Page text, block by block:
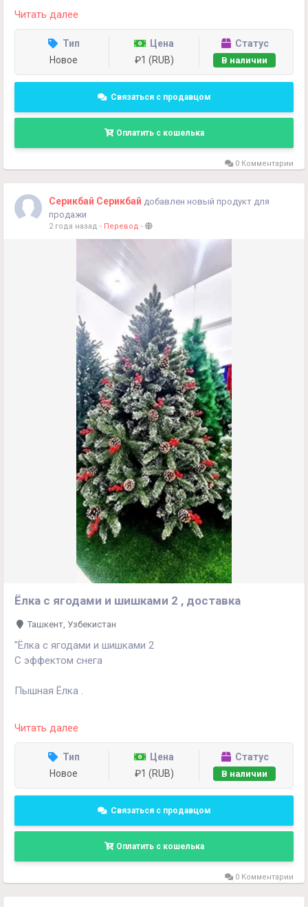
Высота: 1 метр
9.9 миллион
1.2 метр
19 миллион
+998990854594
Читать далее
Тип
Новое
Цена
₽1 (RUB)
Статус
В наличии
Связаться с продавцом
Оплатить с кошелька
0 Комментарии
Серикбай Серикбай добавлен новый продукт для
продажи
2 года назад - Перевод -
Ёлка с ягодами и шишками 2 , доставка
Ташкент, Узбекистан
"Ёлка с ягодами и шишками 2
С эффектом снега
Пышная Ёлка .
Материал: ПВХ.
120 см - 735 тысяч
150 см - 1.110 тысяч
210 см - 1.940 тысяч
240 см - 2.750 тысяч
300 см - 3.900 тысяч
+998990854594
Читать далее
Тип
Новое
Цена
₽1 (RUB)
Статус
В наличии
Связаться с продавцом
Оплатить с кошелька
0 Комментарии